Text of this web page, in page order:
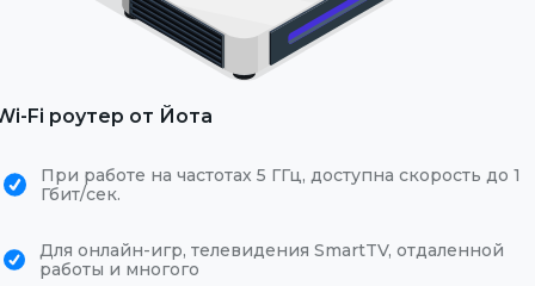
Fi роутер от Йота
При работе на частотах 5 ГГц, доступна скорость до 1
Гбит/сек.
Для онлайн-игр, телевидения SmartTV, отдаленной
работы и многого